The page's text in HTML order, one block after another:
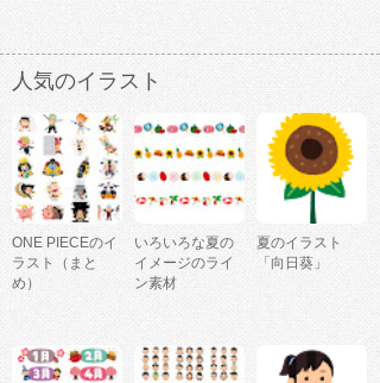
人気のイラスト
ONE PIECEのイ
ラスト（まと
め）
いろいろな夏の
イメージのライ
ン素材
夏のイラスト
「向日葵」